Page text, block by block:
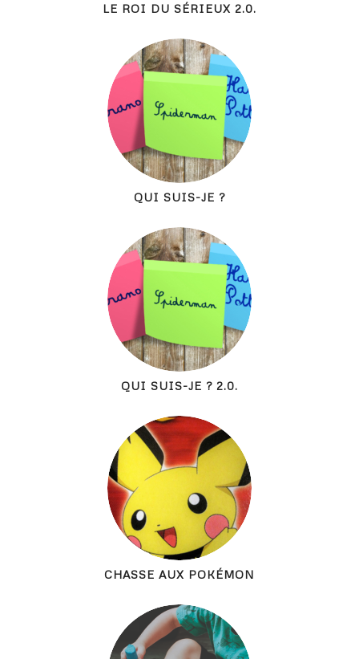
LE ROI DU SÉRIEUX 2.0.
QUI SUIS-JE ?
QUI SUIS-JE ? 2.0.
CHASSE AUX POKÉMON